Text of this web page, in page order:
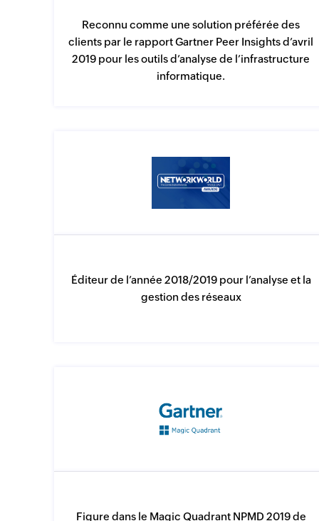
Reconnu comme une solution préférée des
clients par le rapport Gartner Peer Insights d’avril
2019 pour les outils d’analyse de l’infrastructure
informatique.
Éditeur de l’année 2018/2019 pour l’analyse et la
gestion des réseaux
Figure dans le Magic Quadrant NPMD 2019 de